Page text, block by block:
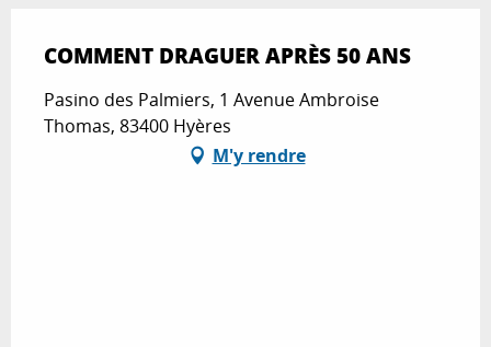
COMMENT DRAGUER APRÈS 50 ANS
Pasino des Palmiers, 1 Avenue Ambroise
Thomas, 83400 Hyères
M'y rendre